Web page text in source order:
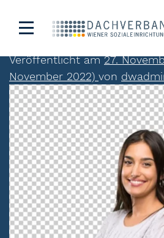
Nazan Aslan
Veröffentlicht am27.
November 2022) von